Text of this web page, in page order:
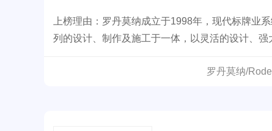
上榜理由：罗丹莫纳成立于1998年，现代标牌业
列的设计、制作及施工于一体，以灵活的设计、
罗丹莫纳/